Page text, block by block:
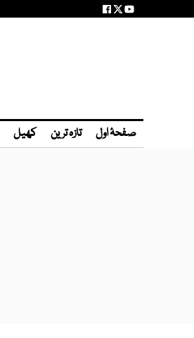
صفحۂ اول تازہ ترین کھیل